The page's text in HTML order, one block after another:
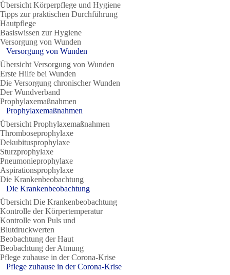
Übersicht Körperpflege und Hygiene
Tipps zur praktischen Durchführung
Hautpflege
Basiswissen zur Hygiene
Versorgung von Wunden
Versorgung von Wunden
Übersicht Versorgung von Wunden
Erste Hilfe bei Wunden
Die Versorgung chronischer Wunden
Der Wundverband
Prophylaxemaßnahmen
Prophylaxemaßnahmen
Übersicht Prophylaxemaßnahmen
Thromboseprophylaxe
Dekubitusprophylaxe
Sturzprophylaxe
Pneumonieprophylaxe
Aspirationsprophylaxe
Die Krankenbeobachtung
Die Krankenbeobachtung
Übersicht Die Krankenbeobachtung
Kontrolle der Körpertemperatur
Kontrolle von Puls und
Blutdruckwerten
Beobachtung der Haut
Beobachtung der Atmung
Pflege zuhause in der Corona-Krise
Pflege zuhause in der Corona-Krise